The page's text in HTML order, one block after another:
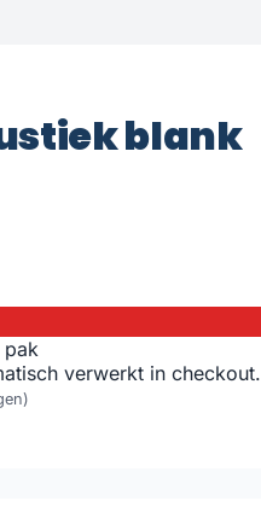
blank
pak
verwerkt in checkout.